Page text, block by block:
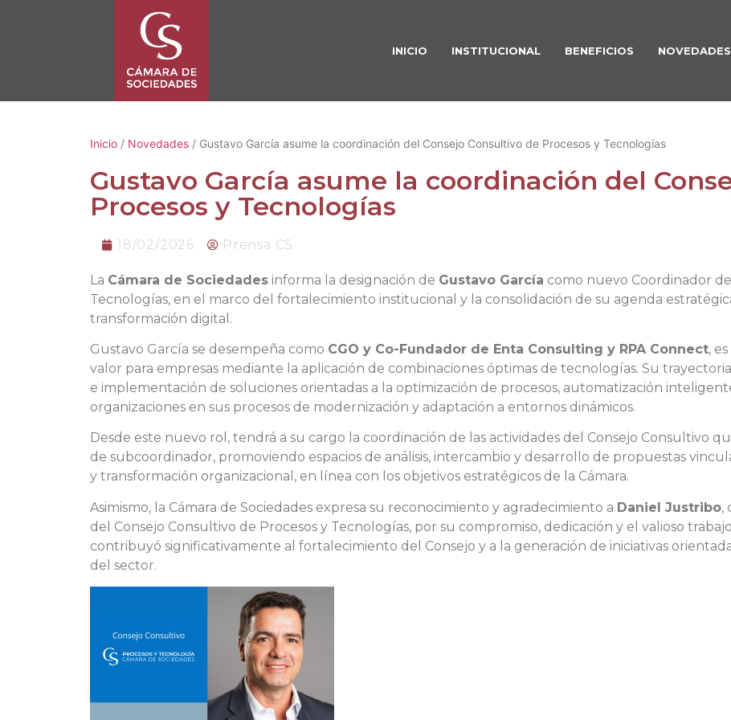
INICIO INSTITUCIONAL BENEFICIOS NOVEDADES
Inicio / Novedades / Gustavo García asume la coordinación del Consejo Consultivo de Procesos y Tecnologías
Gustavo García asume la coordinación del
Procesos y Tecnologías
18/02/2026 Prensa CS
La Cámara de Sociedades informa la designación de Gustavo García como nuevo Coordinador
Tecnologías, en el marco del fortalecimiento institucional y la consolidación de su agenda
transformación digital.
Gustavo García se desempeña como CGO y Co-Fundador de Enta Consulting y RPA Connect, es
valor para empresas mediante la aplicación de combinaciones óptimas de tecnologías. Su
e implementación de soluciones orientadas a la optimización de procesos, automatización
organizaciones en sus procesos de modernización y adaptación a entornos dinámicos.
Desde este nuevo rol, tendrá a su cargo la coordinación de las actividades del Consejo Consultivo
de subcoordinador, promoviendo espacios de análisis, intercambio y desarrollo de propuestas
y transformación organizacional, en línea con los objetivos estratégicos de la Cámara.
Asimismo, la Cámara de Sociedades expresa su reconocimiento y agradecimiento a Daniel Justribo,
del Consejo Consultivo de Procesos y Tecnologías, por su compromiso, dedicación y el valioso
contribuyó significativamente al fortalecimiento del Consejo y a la generación de iniciativas
del sector.